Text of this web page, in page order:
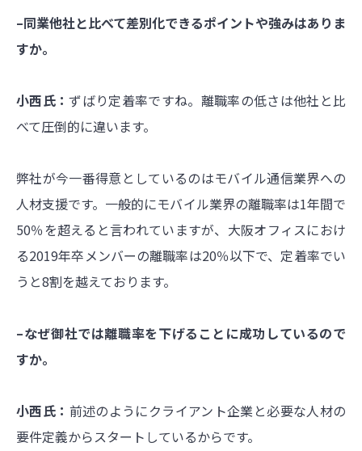
–同業他社と比べて差別化できるポイントや強みはありま
すか。
小西氏：ずばり定着率ですね。離職率の低さは他社と比
べて圧倒的に違います。
弊社が今一番得意としているのはモバイル通信業界への
人材支援です。一般的にモバイル業界の離職率は1年間で
50％を超えると言われていますが、大阪オフィスにおけ
る2019年卒メンバーの離職率は20％以下で、定着率でい
うと8割を越えております。
–なぜ御社では離職率を下げることに成功しているので
すか。
小西氏： 前述のようにクライアント企業と必要な人材の
要件定義からスタートしているからです。